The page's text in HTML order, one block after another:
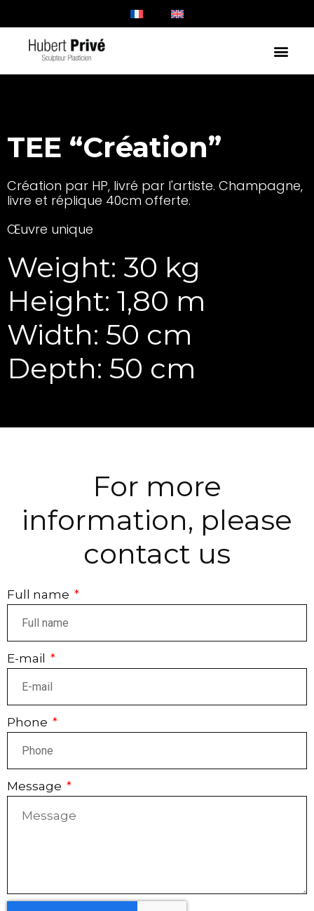
TEE “Création”
Création par HP, livré par l'artiste. Champagne,
livre et réplique 40cm offerte.
Œuvre unique
Weight: 30 kg
Height: 1,80 m
Width: 50 cm
Depth: 50 cm
For more
information, please
contact us
Full name
E-mail
Phone
Message